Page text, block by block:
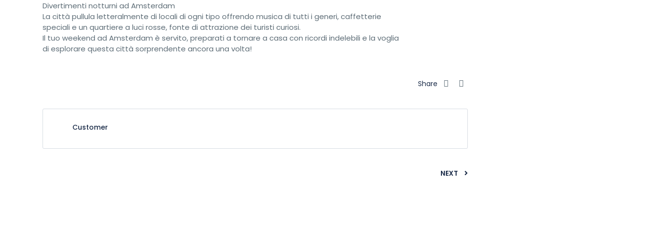
Divertimenti notturni ad Amsterdam
La città pullula letteralmente di locali di ogni tipo offrendo musica di tutti i generi, caffetterie
speciali e un quartiere a luci rosse, fonte di attrazione dei turisti curiosi.
Il tuo weekend ad Amsterdam è servito, preparati a tornare a casa con ricordi indelebili e la voglia
di esplorare questa città sorprendente ancora una volta!
Share
Customer
NEXT